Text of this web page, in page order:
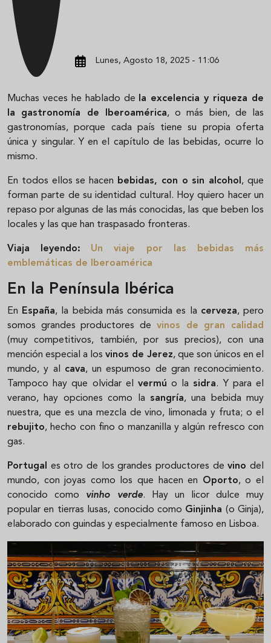
Lunes, Agosto 18, 2025 - 11:06
Muchas veces he hablado de
la excelencia y riqueza de
la gastronomía de Iberoamérica, o más bien, de las
gastronomías, porque cada país tiene su propia oferta
única y singular. Y en el capítulo de las bebidas, ocurre lo
mismo.
En todos ellos se hacen bebidas, con o sin alcohol , que
forman parte de su identidad cultural. Hoy quiero hacer un
repaso por algunas de las más conocidas, las que beben los
locales y las que han traspasado fronteras.
Viaja leyendo:
Un viaje por las bebidas más
emblemáticas de Iberoamérica
En la Península Ibérica
En España, la bebida más consumida es la cerveza, pero
somos grandes productores de vinos de gran calidad
(muy competitivos, también, por sus precios), con una
mención especial a los vinos de Jerez, que son únicos en el
mundo, y al cava, un espumoso de gran reconocimiento.
Tampoco hay que olvidar el vermú o la sidra. Y para el
verano, hay opciones como la sangría, una bebida muy
nuestra, que es una mezcla de vino, limonada y fruta; o el
rebujito, hecho con fino o manzanilla y algún refresco con
gas.
Portugal es otro de los grandes productores devino del
mundo, con joyas como los que hacen en Oporto, o el
conocido como vinho verde. Hay un licor dulce muy
popular en tierras lusas, conocido como Ginjinha (o Ginja),
elaborado con guindas y especialmente famoso en Lisboa.